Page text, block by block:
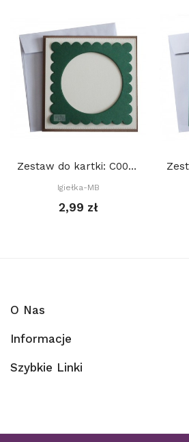
Zestaw do kartki: C001 S10a, Baza 15x15 cm:...
Igiełka-MB
2,99 zł
O Nas
Informacje
Szybkie Linki